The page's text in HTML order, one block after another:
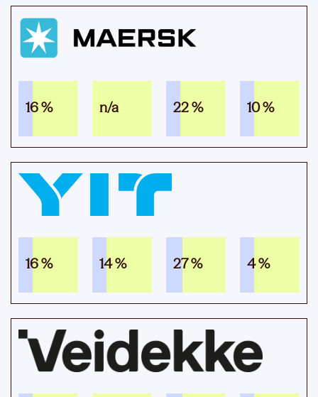
16 % n/a 22 % 10 %
16 % 14 % 27 % 4 %